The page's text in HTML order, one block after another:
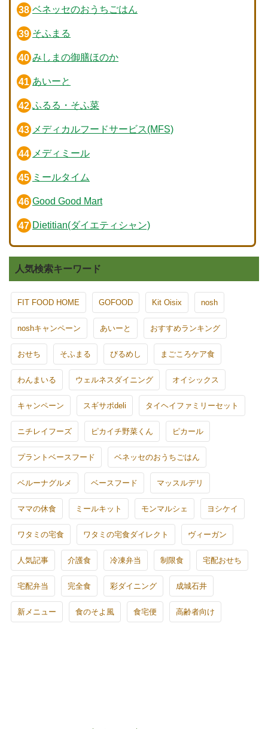
ベネッセのおうちごはん
そふまる
みしまの御膳ほのか
あいーと
ふるる・そふ菜
メディカルフードサービス(MFS)
メディミール
ミールタイム
Good Good Mart
Dietitian(ダイエティシャン)
人気検索キーワード
FIT FOOD HOME GOFOOD Kit Oisix nosh
noshキャンペーン あいーと おすすめランキング
おせち そふまる びるめし まごころケア食
わんまいる ウェルネスダイニング オイシックス
キャンペーン スギサポdeli タイヘイファミリーセット
ニチレイフーズ ピカイチ野菜くん ピカール
プラントベースフード ベネッセのおうちごはん
ベルーナグルメ ベースフード マッスルデリ
ママの休食 ミールキット モンマルシェ ヨシケイ
ワタミの宅食 ワタミの宅食ダイレクト ヴィーガン
人気記事 介護食 冷凍弁当 制限食 宅配おせち
宅配弁当 完全食 彩ダイニング 成城石井
新メニュー 食のそよ風 食宅便 高齢者向け